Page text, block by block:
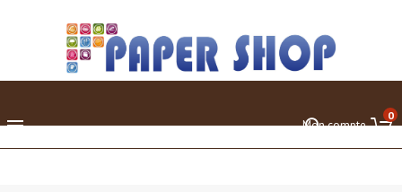
 0
Mon compte